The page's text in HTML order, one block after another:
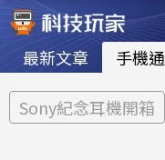
最新文章 手機
Sony紀念耳機開箱